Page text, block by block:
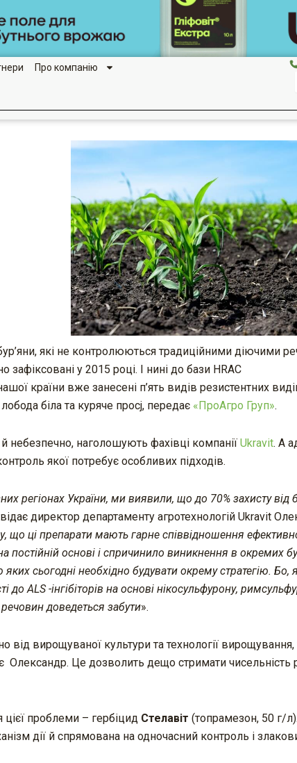
Про компанію
які не контролюються традиційними діючими
зафіксовані у 2015 році. І нині до бази HRAC
країни вже занесені п’ять видів резистентних
біла та куряче просj, передає «ПроАгро Груп».
наголошують фахівці компанії Ukravit. А
якої потребує особливих підходів.
регіонах України, ми виявили, що до 70% захисту від
директор департаменту агротехнологій Ukravit
що ці препарати мають гарне співвідношення
постійній основі і спричинило виникнення в окремих
сьогодні необхідно будувати окрему стратегію.
до ALS -інгібіторів на основі нікосульфурону,
доведеться забути».
від вирощуваної культури та технології
Олександр. Це дозволить дещо стримати чисельність
проблеми – гербіцид Стелавіт (топрамезон, 50 г/
дії й спрямована на одночасний контроль і